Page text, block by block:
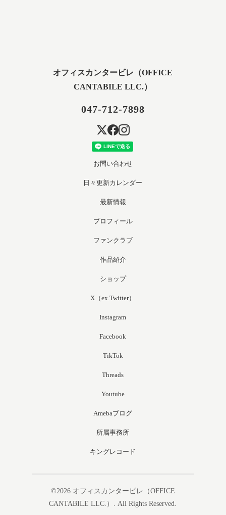
オフィスカンタービレ（OFFICE
CANTABILE LLC.）
047-712-7898
お問い合わせ
日々更新カレンダー
最新情報
プロフィール
ファンクラブ
作品紹介
ショップ
X（ex.Twitter）
Instagram
Facebook
TikTok
Threads
Youtube
Amebaブログ
所属事務所
キングレコード
©2026 オフィスカンタービレ（OFFICE
CANTABILE LLC.）
. All Rights Reserved.